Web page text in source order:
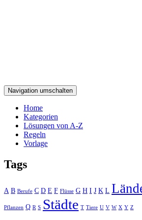
Navigation umschalten
Home
Kategorien
Lösungen von A-Z
Regeln
Vorlage
Tags
A B Berufe C D E F Flüsse G H I J K L
Pflanzen Q R S Städte T Tiere U V W X Y Z